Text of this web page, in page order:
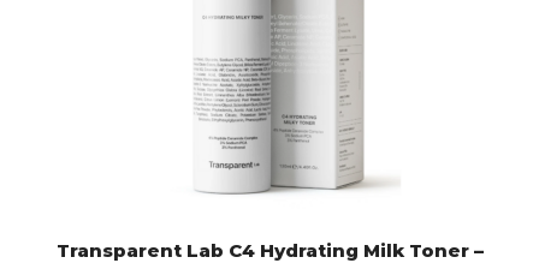
Transparent Lab C4 Hydrating Milk Toner –